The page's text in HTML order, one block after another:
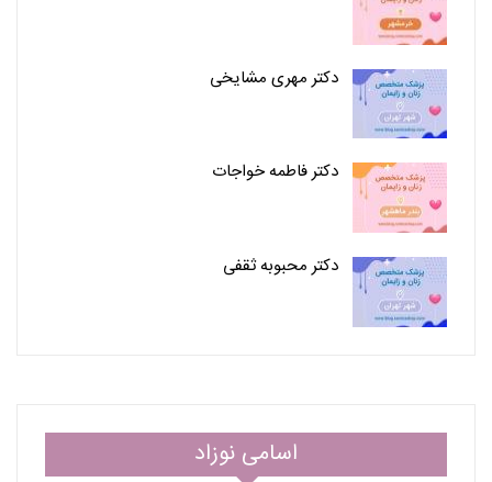
دکتر مهری مشایخی
دکتر فاطمه خواجات
دکتر محبوبه ثقفی
اسامی نوزاد